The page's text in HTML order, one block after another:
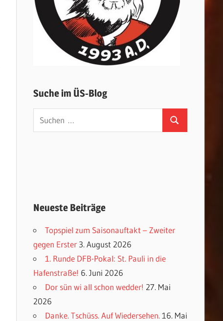
Suche im ÜS-Blog
Suchen
nach:
Suchen
Neueste Beiträge
Topspiel zum Saisonauftakt – Zweiter
gegen Erster 3. August 2026
1. Runde DFB-Pokal: St. Pauli in die
Hafenstraße! 6. Juni 2026
Dor sün wi all schon wedder! 27. Mai
2026
Danke. Tschüss. Auf Wiedersehen. 16. Mai